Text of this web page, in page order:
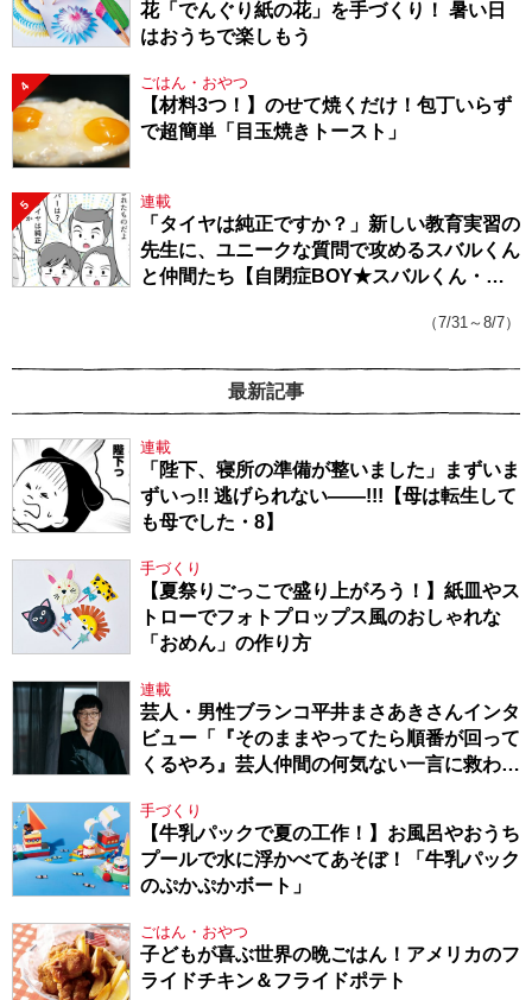
花「でんぐり紙の花」を手づくり！ 暑い日
はおうちで楽しもう
4 ごはん・おやつ
【材料3つ！】のせて焼くだけ！包丁いらず
で超簡単「目玉焼きトースト」
5 連載
「タイヤは純正ですか？」新しい教育実習の
先生に、ユニークな質問で攻めるスバルくん
と仲間たち【自閉症BOY★スバルくん・
（7/31～8/7）
最新記事
連載
「陛下、寝所の準備が整いました」まずいま
ずいっ!! 逃げられない――!!!【母は転生して
も母でした・8】
手づくり
【夏祭りごっこで盛り上がろう！】紙皿やス
トローでフォトプロップス風のおしゃれな
「おめん」の作り方
連載
芸人・男性ブランコ平井まさあきさんインタ
ビュー「『そのままやってたら順番が回って
くるやろ』芸人仲間の何気ない一言に救われ
手づくり
【牛乳パックで夏の工作！】お風呂やおうち
プールで水に浮かべてあそぼ！「牛乳パック
のぷかぷかボート」
ごはん・おやつ
子どもが喜ぶ世界の晩ごはん！アメリカのフ
ライドチキン＆フライドポテト